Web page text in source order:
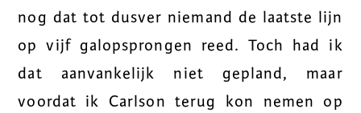
nog dat tot dusver niemand de laatste lijn
op vijf galopsprongen reed. Toch had ik
dat aanvankelijk niet gepland, maar
voordat ik Carlson terug kon nemen op